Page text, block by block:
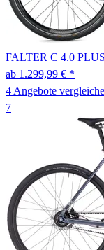
FALTER C 4.0 PLUS
ab 1.299,99 € *
4 Angebote
7